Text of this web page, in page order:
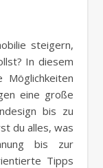
In diesem
eine große
bis zu
du alles, was
bis zur
Tipps